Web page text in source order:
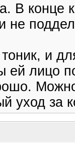
В конце
не
и
ей лицо
уход за